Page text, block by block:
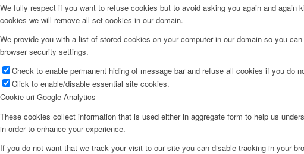
We fully respect if you want to refuse cookies but to avoid asking you again and
cookies we will remove all set cookies in our domain.
We provide you with a list of stored cookies on your computer in our domain so you
browser security settings.
Check to enable permanent hiding of message bar and refuse all cookies if you do
Click to enable/disable essential site cookies.
Cookie-uri Google Analytics
These cookies collect information that is used either in aggregate form to help us
in order to enhance your experience.
If you do not want that we track your visit to our site you can disable tracking in your